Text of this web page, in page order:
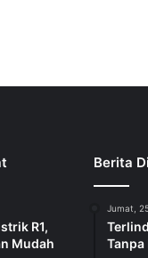
R1,
Mudah
Berita
Jumat,
Tanpa